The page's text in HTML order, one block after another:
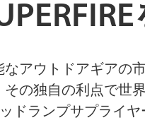
ヘッドランプ
ュー
ッパ
アウトドアギアの
その独自の利点で世
ドランプサプライヤ